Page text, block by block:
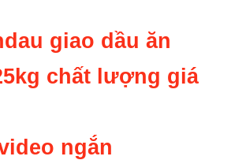
giao dầu ăn
chất lượng giá
ngắn